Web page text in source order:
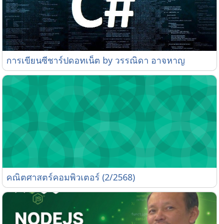
การเขียนซีชาร์ปดอทเน็ต by วรรณิดา อาจหาญ
การเขียนซีชาร์ปดอทเน็ต by วรรณิดา อาจหาญ
คณิตศาสตร์คอมพิวเตอร์ (2/2568)
คณิตศาสตร์คอมพิวเตอร์ (2/2568)